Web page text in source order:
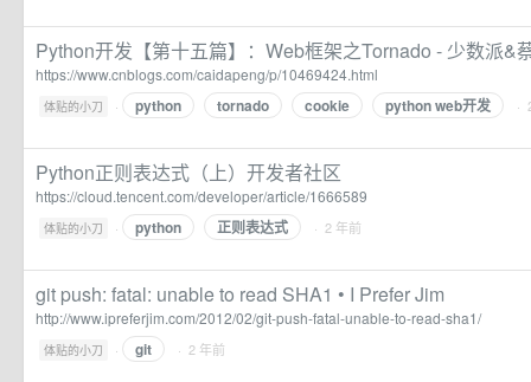
Python开发【第十五篇】：Web框架之Tornado - 少数派&
https://www.cnblogs.com/caidapeng/p/10469424.html
体贴的小刀 · python tornado cookie python web开发 ·
Python正则表达式（上）开发者社区
https://cloud.tencent.com/developer/article/1666589
体贴的小刀 · python 正则表达式 · 2 年前
git push: fatal: unable to read SHA1 • I Prefer Jim
http://www.ipreferjim.com/2012/02/git-push-fatal-unable-to-read-sha1/
体贴的小刀 · git · 2 年前